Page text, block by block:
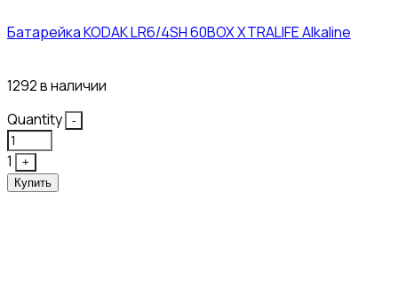
Батарейка KODAK LR6/4SH 60BOX XTRALIFE Alkaline
1292 в наличии
Quantity
-
1
+
Купить